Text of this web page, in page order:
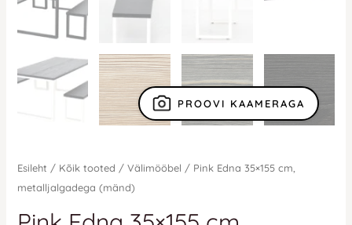
PROOVI KAAMERAGA
Esileht / Kõik tooted / Välimööbel / Pink Edna 35×155 cm,
metalljalgadega (mänd)